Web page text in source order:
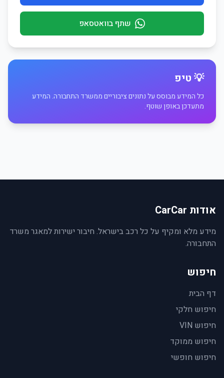
שתף בוואטסאפ
💡 טיפ
כל המידע מבוסס על נתונים ציבוריים ממשרד התחבורה. המידע
מתעדכן באופן שוטף.
אודות CarCar
מידע מלא ומקיף על כל רכב בישראל. חיבור ישירות למאגר משרד
התחבורה.
חיפוש
דף הבית
חיפוש חלקי
חיפוש VIN
חיפוש ממוקד
חיפוש חופשי